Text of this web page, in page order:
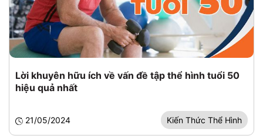
Lời khuyên hữu ích về vấn đề tập thể hình tuổi 50
hiệu quả nhất
21/05/2024 Kiến Thức Thể Hình